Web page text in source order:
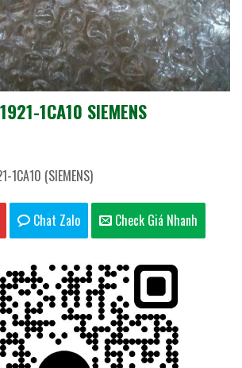
1CA10 SIEMENS
1CA10 (SIEMENS)
Chat Zalo Check Giá Nhanh